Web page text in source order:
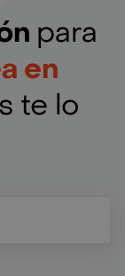
para
en
te lo